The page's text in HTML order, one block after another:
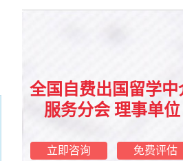
全国自费出国留学中
服务分会 理事单位
立即咨询 免费评估